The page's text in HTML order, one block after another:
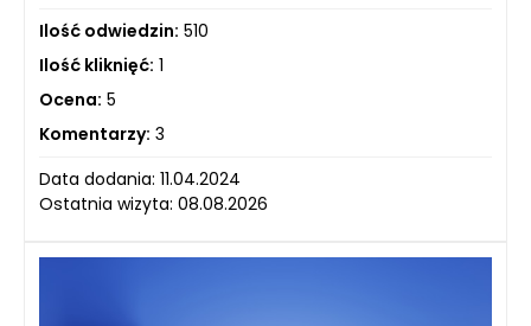
Ilość odwiedzin: 510
Ilość kliknięć: 1
Ocena: 5
Komentarzy: 3
Data dodania: 11.04.2024
Ostatnia wizyta: 08.08.2026